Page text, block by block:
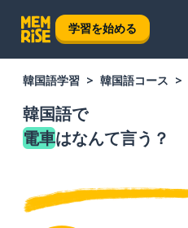
学習を始める
韓国語学習 韓国語コース
韓国語で
電車はなんて言う？